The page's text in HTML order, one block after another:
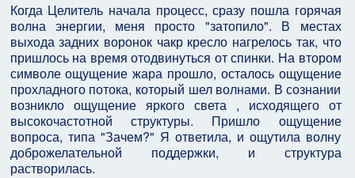
Когда Целитель начала процесс, сразу пошла горячая
волна энергии, меня просто "затопило". В местах
выхода задних воронок чакр кресло нагрелось так, что
пришлось на время отодвинуться от спинки. На втором
символе ощущение жара прошло, осталось ощущение
прохладного потока, который шел волнами. В сознании
возникло ощущение яркого света , исходящего от
высокочастотной структуры. Пришло ощущение
вопроса, типа "Зачем?" Я ответила, и ощутила волну
доброжелательной поддержки, и структура
растворилась.